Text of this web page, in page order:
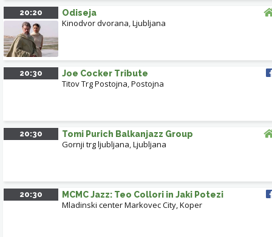
20:20 Odiseja
Kinodvor dvorana,Ljubljana
20:30 Joe Cocker Tribute
Titov Trg Postojna,Postojna
20:30 Tomi Purich Balkanjazz Group
Gornji trg ljubljana,Ljubljana
20:30 MCMC Jazz: Teo Collori in Jaki Potezi
Mladinski center Markovec City, Koper